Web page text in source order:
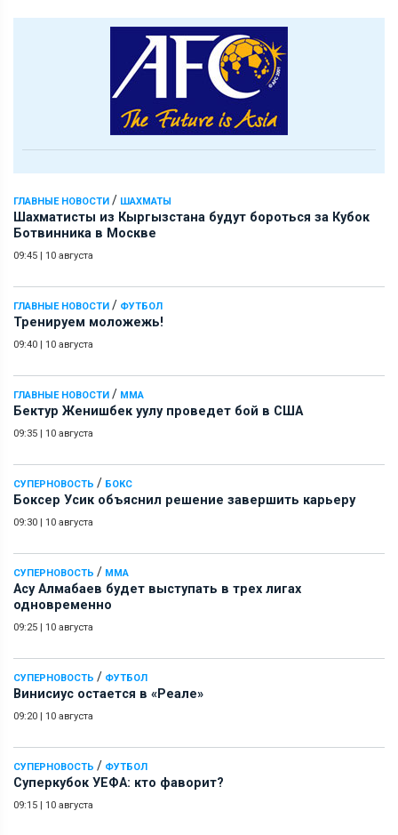
ГЛАВНЫЕ НОВОСТИ / ШАХМАТЫ
Шахматисты из Кыргызстана будут бороться за Кубок
Ботвинника в Москве
09:45 | 10 августа
ГЛАВНЫЕ НОВОСТИ / ФУТБОЛ
Тренируем моложежь!
09:40 | 10 августа
ГЛАВНЫЕ НОВОСТИ / ММА
Бектур Женишбек уулу проведет бой в США
09:35 | 10 августа
СУПЕРНОВОСТЬ / БОКС
Боксер Усик объяснил решение завершить карьеру
09:30 | 10 августа
СУПЕРНОВОСТЬ / ММА
Асу Алмабаев будет выступать в трех лигах
одновременно
09:25 | 10 августа
СУПЕРНОВОСТЬ / ФУТБОЛ
Винисиус остается в «Реале»
09:20 | 10 августа
СУПЕРНОВОСТЬ / ФУТБОЛ
Суперкубок УЕФА: кто фаворит?
09:15 | 10 августа